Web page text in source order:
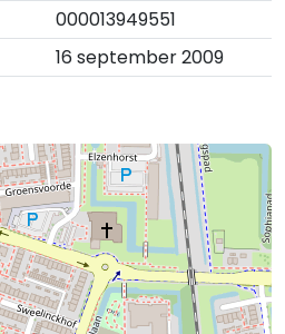
000013949551
16 september 2009